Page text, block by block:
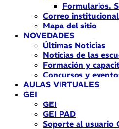
Formularios.
Correo institucional
Mapa del sitio
NOVEDADES
Últimas Noticias
Noticias de las
Formación y
Concursos y
AULAS VIRTUALES
GEI
GEI
GEI PAD
Soporte al usuario